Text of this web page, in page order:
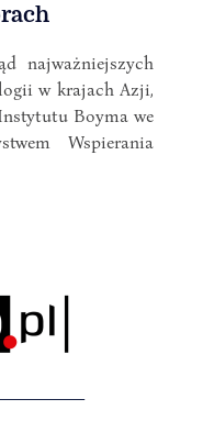
najważniejszych
w krajach Azji,
Boyma we
Wspierania